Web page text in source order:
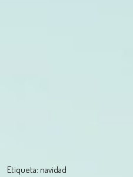
Etiqueta: navidad